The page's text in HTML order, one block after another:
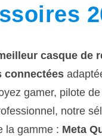
casque de
connectées
gamer, pilote
notre
la gamme : Meta